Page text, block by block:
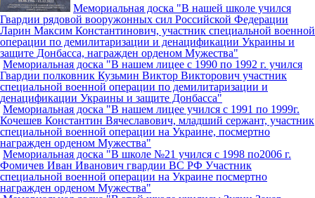
Мемориальная доска "В нашей школе учился
Гвардии рядовой вооружонных сил Российской Федерации
Ларин Максим Константинович, участник специальной военной
операции по демилитаризации и денацификации Украины и
защите Донбасса, награжден орденом Мужества"
Мемориальная доска "В нашем лицее с 1990 по 1992 г. учился
Гвардии полковник Кузьмин Виктор Викторович участник
специальной военной операции по демилитаризации и
денацификации Украины и защите Донбасса"
Мемориальная доска "В нашем лицее учился с 1991 по 1999г.
Кочешев Константин Вячеславович, младший сержант, участник
специальной военной операции на Украине, посмертно
награжден орденом Мужества"
Мемориальная доска "В школе №21 учился с 1998 по2006 г.
Фомичев Иван Иванович гвардии ВС РФ Участник
специальной военной операции на Украине посмертно
награжден орденом Мужества"